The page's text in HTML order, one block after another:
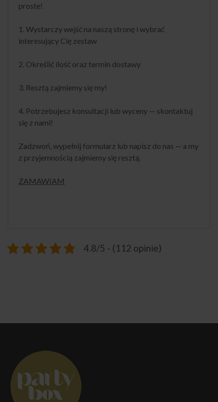
proste!
1. Wystarczy wejść na naszą stronę i wybrać
interesujący Cię zestaw
2. Określić ilość oraz termin dostawy
3. Resztą zajmiemy się my!
4. Potrzebujesz konsultacji lub wyceny — skontaktuj
się z nami!
Zadzwoń, wypełnij formularz lub napisz do nas — a my
z przyjemnością zajmiemy się resztą.
ZAMAWIAM
4.8/5 - (112 opinie)